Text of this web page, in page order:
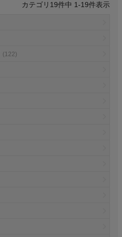
19件中 1-19件表示
(122)